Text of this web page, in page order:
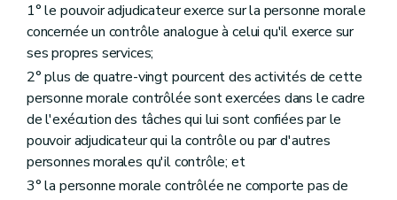
1° le pouvoir adjudicateur exerce sur la personne morale
concernée un contrôle analogue à celui qu'il exerce sur
ses propres services;
2° plus de quatre-vingt pourcent des activités de cette
personne morale contrôlée sont exercées dans le cadre
de l'exécution des tâches qui lui sont confiées par le
pouvoir adjudicateur qui la contrôle ou par d'autres
personnes morales qu'il contrôle; et
3° la personne morale contrôlée ne comporte pas de